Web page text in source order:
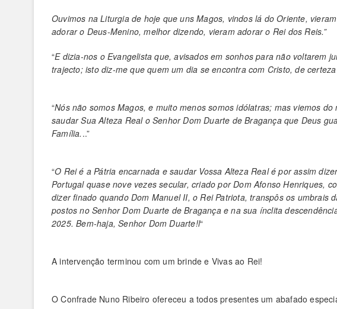
Ouvimos na Liturgia de hoje que uns Magos, vindos lá do Oriente, vieram
adorar o Deus-Menino, melhor dizendo, vieram adorar o Rei dos Reis.”
“E dizia-nos o Evangelista que, avisados em sonhos para não voltarem
trajecto; isto diz-me que quem um dia se encontra com Cristo, de
“Nós não somos Magos, e muito menos somos idólatras; mas viemos
saudar Sua Alteza Real o Senhor Dom Duarte de Bragança que Deus
Família. ..”
“O Rei é a Pátria encarnada e saudar Vossa Alteza Real é por assim
Portugal quase nove vezes secular, criado por Dom Afonso Henriques,
dizer finado quando Dom Manuel II, o Rei Patriota, transpôs os umbrais
postos no Senhor Dom Duarte de Bragança e na sua ínclita
2025. Bem-haja, Senhor Dom Duarte!l“
A intervenção terminou com um brinde e Vivas ao Rei!
O Confrade Nuno Ribeiro ofereceu a todos presentes um abafado